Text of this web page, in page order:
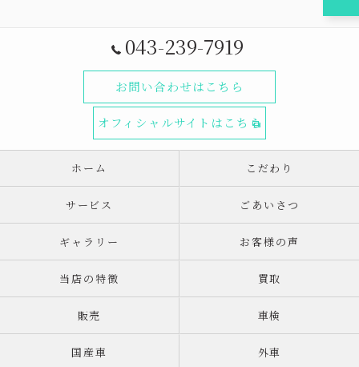
043-239-7919
お問い合わせはこちら
オフィシャルサイトはこちら
ホーム こだわり
サービス ごあいさつ
ギャラリー お客様の声
当店の特徴 買取
販売 車検
国産車 外車